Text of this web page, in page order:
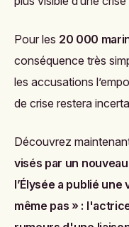
Pour les 20 000
conséquence très
les accusations
de crise restera
Découvrez
visés par un
l’Élysée a publié une
même pas » :